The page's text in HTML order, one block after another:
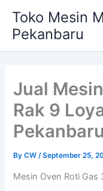
content
Toko Mesin
Pekanbaru
Jual
Rak 9
Pekanbaru
ByCW/September 25,
Mesin Oven Roti Gas